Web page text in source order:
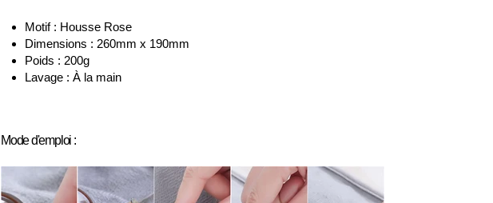
Motif : Housse Rose
Dimensions : 260mm x 190mm
Poids : 200g
Lavage : À la main
Mode d'emploi :